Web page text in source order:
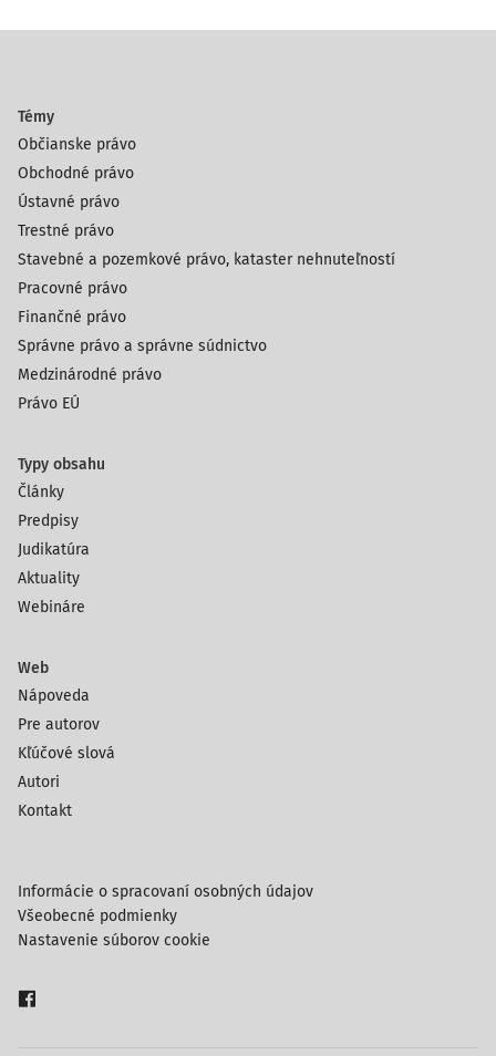
Témy
Občianske právo
Obchodné právo
Ústavné právo
Trestné právo
Stavebné a pozemkové právo, kataster nehnuteľností
Pracovné právo
Finančné právo
Správne právo a správne súdnictvo
Medzinárodné právo
Právo EÚ
Typy obsahu
Články
Predpisy
Judikatúra
Aktuality
Webináre
Web
Nápoveda
Pre autorov
Kľúčové slová
Autori
Kontakt
Informácie o spracovaní osobných údajov
Všeobecné podmienky
Nastavenie súborov cookie